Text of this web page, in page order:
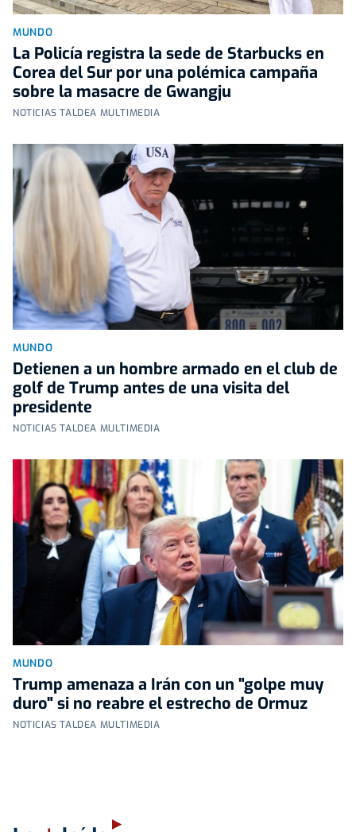
MUNDO
La Policía registra la sede de Starbucks en
Corea del Sur por una polémica campaña
sobre la masacre de Gwangju
NOTICIAS TALDEA MULTIMEDIA
MUNDO
Detienen a un hombre armado en el club de
golf de Trump antes de una visita del
presidente
NOTICIAS TALDEA MULTIMEDIA
MUNDO
Trump amenaza a Irán con un "golpe muy
duro" si no reabre el estrecho de Ormuz
NOTICIAS TALDEA MULTIMEDIA